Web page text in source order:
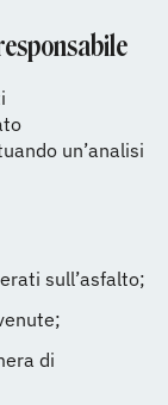
un’analisi
sull’asfalto;
di